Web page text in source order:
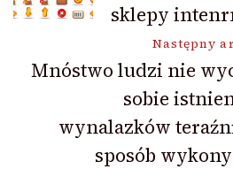
wpisusklepy
Następny
Mnóstwo ludzi nie
sobie
wynalazków
sposób